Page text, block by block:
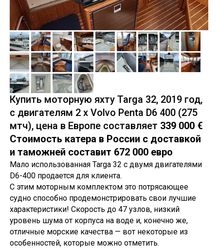
Купить моторную яхту Targa 32, 2019 год,
c двигателям 2 х Volvo Penta D6 400 (275
мтч), цена в Европе составляет 339 000 €
Стоимость катера в России с доставкой
и таможней составит 672 000 евро
Мало использованная Targa 32 с двумя двигателями
D6-400 продается для клиента.
С этим моторным комплектом это потрясающее
судно способно продемонстрировать свои лучшие
характеристики! Скорость до 47 узлов, низкий
уровень шума от корпуса на воде и, конечно же,
отличные морские качества — вот некоторые из
особенностей, которые можно отметить.